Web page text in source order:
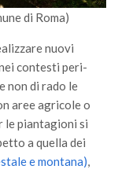
di Roma)
nuovi
contesti peri-
non di rado le
aree agricole o
le piantagioni si
a quella dei
e montana),